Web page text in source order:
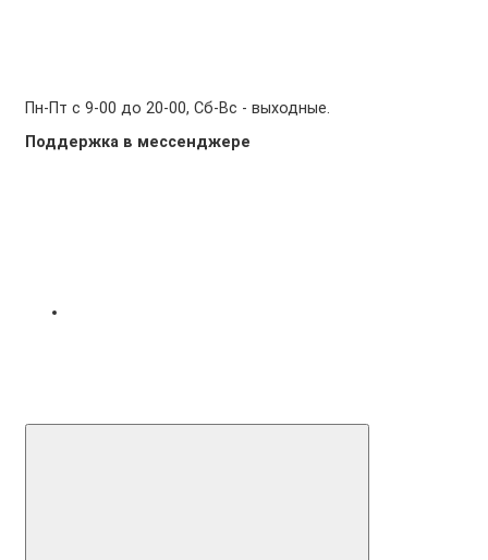
Пн-Пт с 9-00 до 20-00, Сб-Вс - выходные.
Поддержка в мессенджере